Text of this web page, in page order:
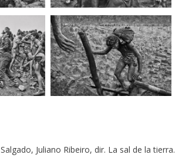
Juliano Ribeiro, dir. La sal de la tierra.